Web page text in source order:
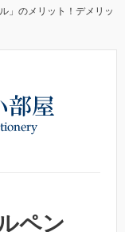
」のメリット！デメリッ
ペン